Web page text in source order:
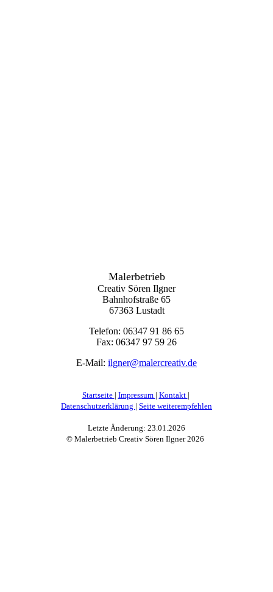
Malerbetrieb
Creativ Sören Ilgner
Bahnhofstraße 65
67363 Lustadt
Telefon: 06347 91 86 65
Fax: 06347 97 59 26
E-Mail: ilgner@malercreativ.de
Startseite | Impressum | Kontakt |
Datenschutzerklärung | Seite weiterempfehlen
Letzte Änderung: 23.01.2026
© Malerbetrieb Creativ Sören Ilgner2026